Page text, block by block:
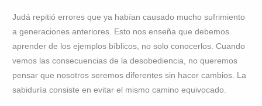
Judá repitió errores que ya habían causado mucho sufrimiento
a generaciones anteriores. Esto nos enseña que debemos
aprender de los ejemplos bíblicos, no solo conocerlos. Cuando
vemos las consecuencias de la desobediencia, no queremos
pensar que nosotros seremos diferentes sin hacer cambios. La
sabiduría consiste en evitar el mismo camino equivocado.